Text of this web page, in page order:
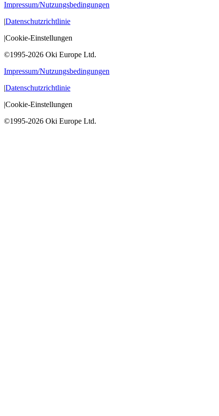
Impressum/Nutzungsbedingungen
|Datenschutzrichtlinie
|Cookie-Einstellungen
©1995-2026 Oki Europe Ltd.
Impressum/Nutzungsbedingungen
|Datenschutzrichtlinie
|Cookie-Einstellungen
©1995-2026 Oki Europe Ltd.